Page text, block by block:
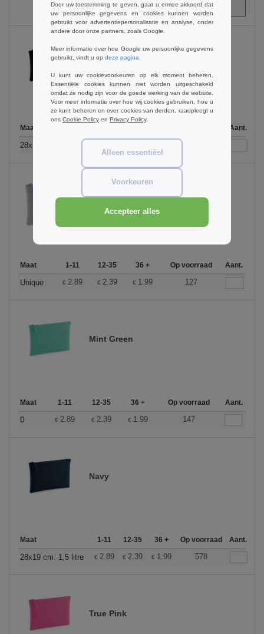
0.00
Maat Aant.
28x19 cm. 1,5 litre
Maat 1-11 12-35 36 + Op voorraad Aant.
Unique € 2.89 € 2.39 € 1.99 127
Mint Green
Maat 1-11 12-35 36 + Op voorraad Aant.
0 € 2.89 € 2.39 € 1.99 147
Navy
Maat 1-11 12-35 36 + Op voorraad Aant.
28x19 cm. 1,5 litre € 2.89 € 2.39 € 1.99 578
True Pink
Door uw toestemming te geven, gaat u ermee akkoord dat
uw persoonlijke gegevens en cookies kunnen worden
gebruikt voor advertentiepersonalisatie en analyse, onder
andere door onze partners, zoals Google.
Meer informatie over hoe Google uw persoonlijke gegevens
gebruikt, vindt u op deze pagina
U kunt uw cookievoorkeuren op elk moment beheren.
Essentiële cookies kunnen niet worden uitgeschakeld
omdat ze nodig zijn voor de goede werking van de website.
Voor meer informatie over hoe wij cookies gebruiken, hoe u
ze kunt beheren en over cookies van derden, raadpleegt u
ons Cookie Policy en Privacy Policy.
Alleen essentiëel
Voorkeuren
Accepteer alles